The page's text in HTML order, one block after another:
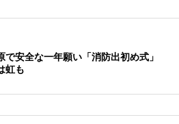
で安全な一年願い「消防出初め式」
虹も